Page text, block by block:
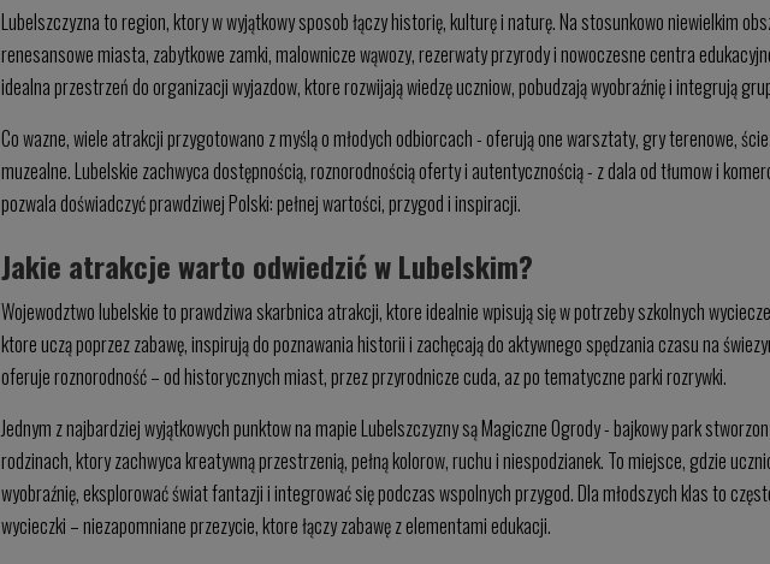
Lubelszczyzna to region, ktory w wyjątkowy sposob łączy historię, kulturę i naturę. Na stosunkowo niewielkim
renesansowe miasta, zabytkowe zamki, malownicze wąwozy, rezerwaty przyrody i nowoczesne centra
idealna przestrzeń do organizacji wyjazdow, ktore rozwijają wiedzę uczniow, pobudzają wyobraźnię i integrują
Co wazne, wiele atrakcji przygotowano z myślą o młodych odbiorcach - oferują one warsztaty, gry terenowe,
muzealne. Lubelskie zachwyca dostępnością, roznorodnością oferty i autentycznością - z dala od tłumow i
pozwala doświadczyć prawdziwej Polski: pełnej wartości, przygod i inspiracji.
Jakie atrakcje warto odwiedzić w Lubelskim?
Wojewodztwo lubelskie to prawdziwa skarbnica atrakcji, ktore idealnie wpisują się w potrzeby szkolnych
ktore uczą poprzez zabawę, inspirują do poznawania historii i zachęcają do aktywnego spędzania czasu na
oferuje roznorodność – od historycznych miast, przez przyrodnicze cuda, az po tematyczne parki rozrywki.
Jednym z najbardziej wyjątkowych punktow na mapie Lubelszczyzny są Magiczne Ogrody - bajkowy park
rodzinach, ktory zachwyca kreatywną przestrzenią, pełną kolorow, ruchu i niespodzianek. To miejsce, gdzie
wyobraźnię, eksplorować świat fantazji i integrować się podczas wspolnych przygod. Dla młodszych klas to
wycieczki – niezapomniane przezycie, ktore łączy zabawę z elementami edukacji.